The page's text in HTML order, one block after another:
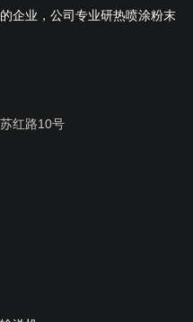
企业，公司专业研热喷涂粉末
红路10号